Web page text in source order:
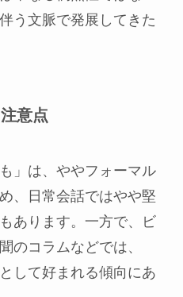
う文脈で発展してきた
意点
」は、ややフォーマル
、日常会話ではやや堅
あります。一方で、ビ
のコラムなどでは、
して好まれる傾向にあ